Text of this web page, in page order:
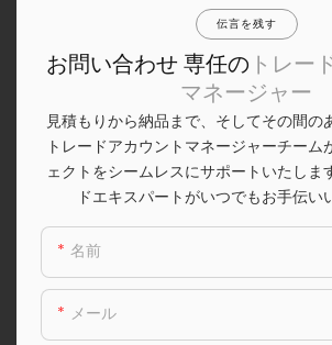
伝言を残す
お問い合わせ 専任の トレー
マネージャー
見積もりから納品まで、そしてその間の
トレードアカウントマネージャーチーム
ェクトをシームレスにサポートいたしま
ドエキスパートがいつでもお手伝い
名前
メール